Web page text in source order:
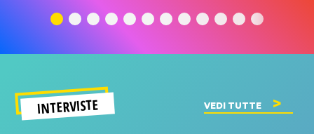
significato
del singolo
INTERVISTE VEDI TUTTE